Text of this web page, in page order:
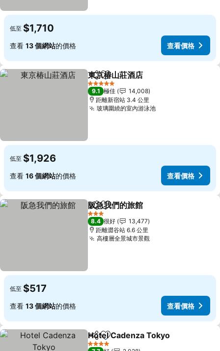
低至 $1,710
查看 13 個網站的價格 查看價格
分享 放到收藏夾
東京椿山莊酒店
5 星級
9.1 極佳
14,008
距離新宿站 3.4 公里
玻璃圍繞的室內游泳池
低至 $1,926
查看 16 個網站的價格 查看價格
分享 放到收藏夾
阪急我們的旅館
3 星級
8.4 很好
13,477
距離澀谷站 6.6 公里
高樓層全景城市景觀
低至 $517
查看 13 個網站的價格 查看價格
分享 放到收藏夾
Hotel Cadenza Tokyo
4 星級